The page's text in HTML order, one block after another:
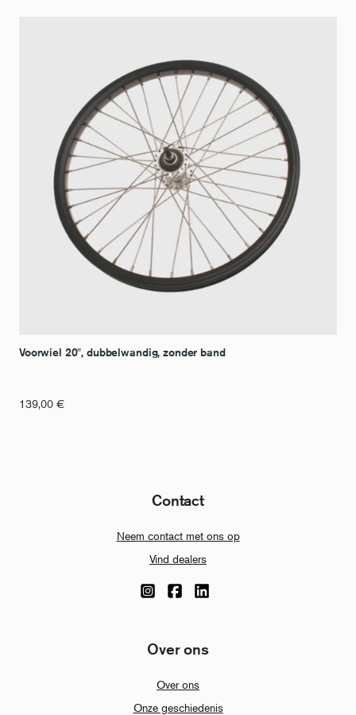
Voorwiel 20″, dubbelwandig, zonder band
139,00 €
Contact
Neem contact met ons op
Vind dealers
Over ons
Over ons
Onze geschiedenis